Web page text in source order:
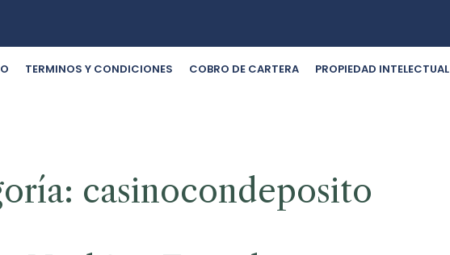
TERMINOS Y CONDICIONES COBRO DE CARTERA PROPIEDAD INTELECTUAL
casinocondeposito